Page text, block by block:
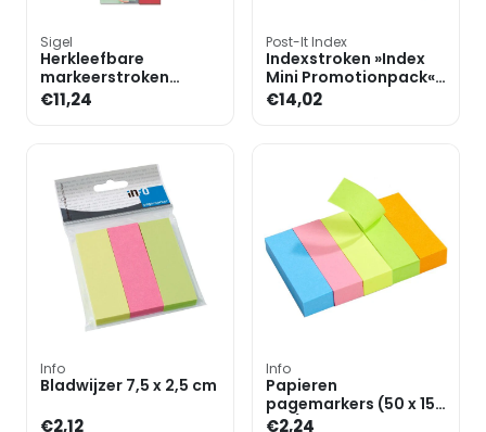
Sigel
Herkleefbare
markeerstroken
»Multicolor« HN684 44
x 12,5 mm
€11,24
Post-It Index
Indexstroken »Index
Mini Promotionpack«
43,2 x 11.9 mm
€14,02
Info
Bladwijzer 7,5 x 2,5 cm
€2,12
Info
Papieren
pagemarkers (50 x 15
mm) in een set met 5
€2,24